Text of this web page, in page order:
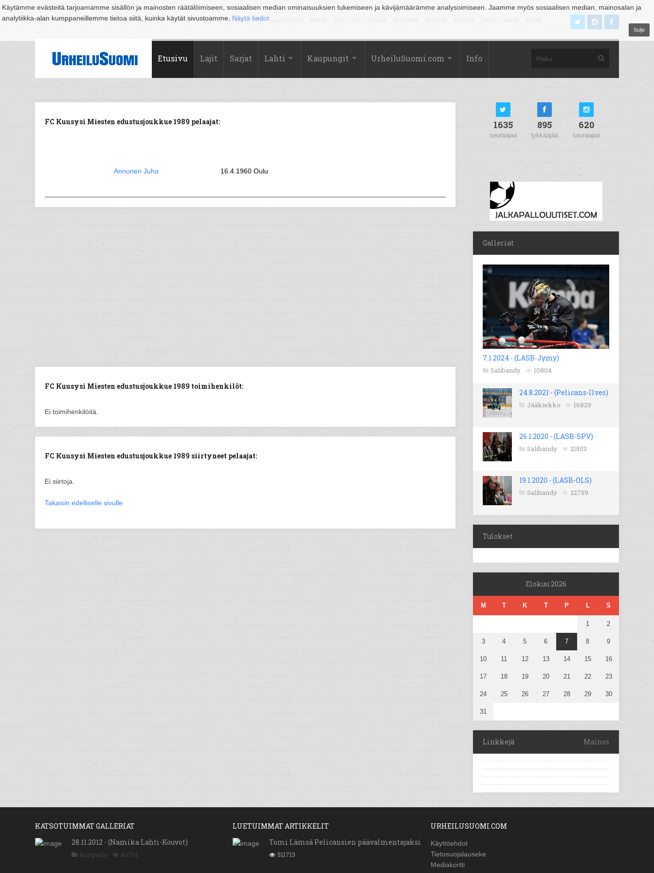
Käytämme evästeitä tarjoamamme sisällön ja mainosten räätälöimiseen, sosiaalisen median ominaisuuksien tukemiseen ja kävijämäärämme analysoimiseen. Jaamme myös sosiaalisen median, mainosalan ja
analytiikka-alan kumppaneillemme tietoa siitä, kuinka käytät sivustoamme. Näytä tiedot
Sulje
Suomi Espoo Helsinki Hämeenlinna Joensuu Jyväskylä Kouvola Kuopio Lahti
Etusivu Lajit Sarjat Lahti Kaupungit UrheiluSuomi.com Info
FC Kuusysi Miesten edustusjoukkue 1989 pelaajat:
Annunen Juha 16.4.1960 Oulu
FC Kuusysi Miesten edustusjoukkue 1989 toimihenkilöt:
Ei toimihenkilöitä.
FC Kuusysi Miesten edustusjoukkue 1989 siirtyneet pelaajat:
Ei siirtoja.
Takaisin edelliselle sivulle
1635
seuraajaa
895
tykkääjää
620
seuraajaa
Galleriat
7.1.2024 - (LASB-Jymy)
Salibandy 10804
24.8.2021 - (Pelicans-Ilves)
Jääkiekko 16829
26.1.2020 - (LASB-SPV)
Salibandy 21503
19.1.2020 - (LASB-OLS)
Salibandy 22759
Tulokset
Elokuu 2026
M T K T P L S
1 2
3 4 5 6 7 8 9
10 11 12 13 14 15 16
17 18 19 20 21 22 23
24 25 26 27 28 29 30
31
Linkkejä Mainos
KATSOTUIMMAT GALLERIAT
28.11.2012 - (Namika Lahti-Kouvot)
Koripallo 43761
LUETUIMMAT ARTIKKELIT
Tomi Lämsä Pelicansien päävalmentajaksi
511713
URHEILUSUOMI.COM
Käyttöehdot
Tietosuojalauseke
Mediakortti